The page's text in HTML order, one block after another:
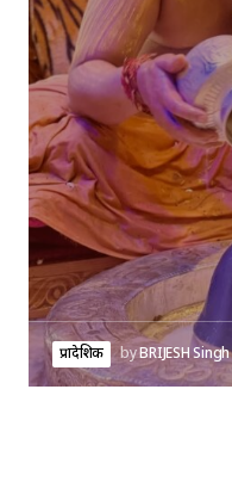
प्रादेशिक byBRIJESH Singh